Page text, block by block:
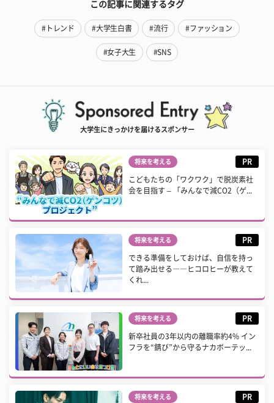
この記事に関連するタグ
#トレンド #大学生白書 #流行 #ファッション
#女子大生 #SNS
大学生にきっかけを届けるスポンサー
将来を考える PR
こどもたちの「ワクワク」で脱炭素社
会を目指す – 「みんなで減CO2（ゲ...
将来を考える PR
できる準備をしておけば、自信を持っ
て踏み出せる――ヒコロヒーが教えて
くれ...
将来を考える PR
新卒社員の3年以内の離職率約4% イン
フラを“錆び”から守るナカボーテッ...
将来を考える PR